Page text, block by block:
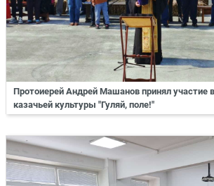
Протоиерей Андрей Машанов принял участие
казачьей культуры "Гуляй, поле!"